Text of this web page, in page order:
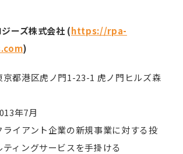
ーズ株式会社 (https://rpa-
)
京都港区虎ノ門1-23-1 虎ノ門ヒルズ森
年7月
ト企業の新規事業に対する投
ィングサービスを手掛ける